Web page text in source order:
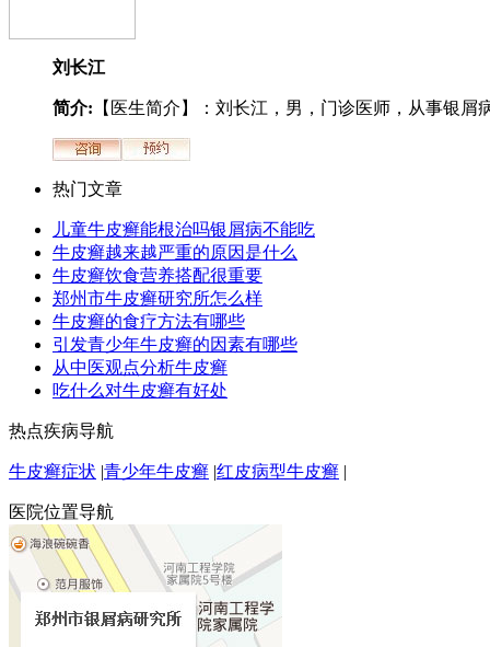
刘长江
简介: 【医生简介】：刘长江，男，门诊医师，从事银屑
热门文章
儿童牛皮癣能根治吗银屑病不能吃
牛皮癣越来越严重的原因是什么
牛皮癣饮食营养搭配很重要
郑州市牛皮癣研究所怎么样
牛皮癣的食疗方法有哪些
引发青少年牛皮癣的因素有哪些
从中医观点分析牛皮癣
吃什么对牛皮癣有好处
热点疾病导航
牛皮癣症状 |青少年牛皮癣 |红皮病型牛皮癣 |
医院位置导航